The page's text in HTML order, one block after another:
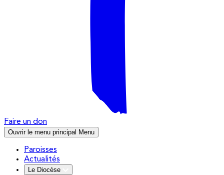
Faire un don
Ouvrir le menu principal Menu
Paroisses
Actualités
Le Diocèse